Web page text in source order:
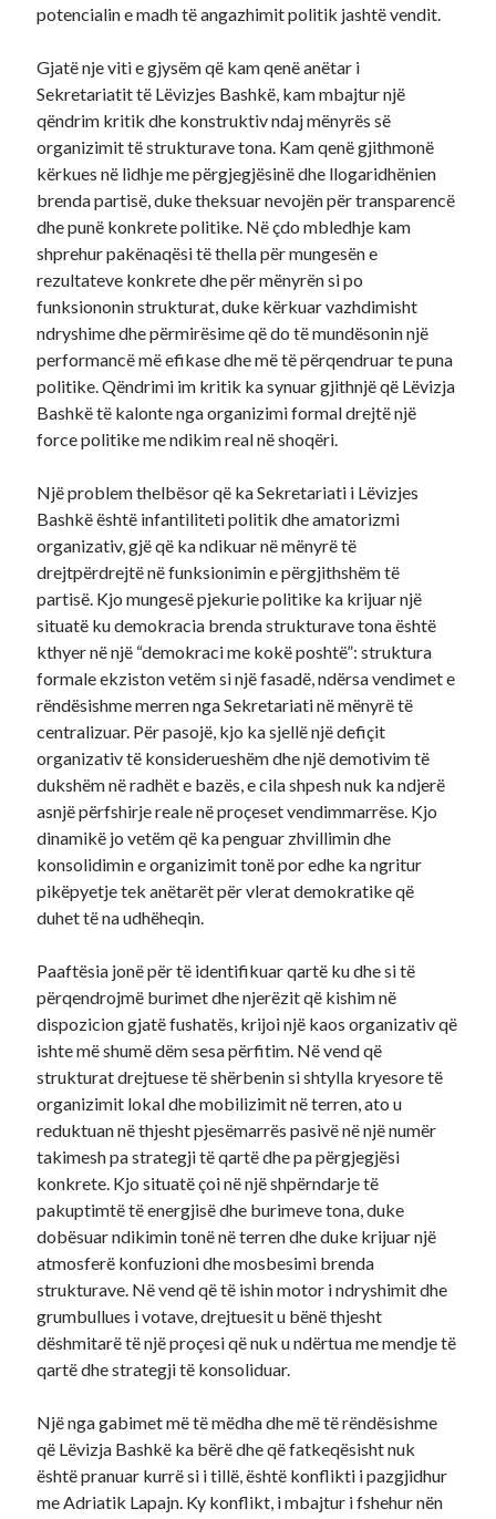
potencialin e madh të angazhimit politik jashtë vendit.
Gjatë nje viti e gjysëm që kam qenë anëtar i
Sekretariatit të Lëvizjes Bashkë, kam mbajtur një
qëndrim kritik dhe konstruktiv ndaj mënyrës së
organizimit të strukturave tona. Kam qenë gjithmonë
kërkues në lidhje me përgjegjësinë dhe llogaridhënien
brenda partisë, duke theksuar nevojën për transparencë
dhe punë konkrete politike. Në çdo mbledhje kam
shprehur pakënaqësi të thella për mungesën e
rezultateve konkrete dhe për mënyrën si po
funksiononin strukturat, duke kërkuar vazhdimisht
ndryshime dhe përmirësime që do të mundësonin një
performancë më efikase dhe më të përqendruar te puna
politike. Qëndrimi im kritik ka synuar gjithnjë që Lëvizja
Bashkë të kalonte nga organizimi formal drejtë një
force politike me ndikim real në shoqëri.
Një problem thelbësor që ka Sekretariati i Lëvizjes
Bashkë është infantiliteti politik dhe amatorizmi
organizativ, gjë që ka ndikuar në mënyrë të
drejtpërdrejtë në funksionimin e përgjithshëm të
partisë. Kjo mungesë pjekurie politike ka krijuar një
situatë ku demokracia brenda strukturave tona është
kthyer në një “demokraci me kokë poshtë”: struktura
formale ekziston vetëm si një fasadë, ndërsa vendimet e
rëndësishme merren nga Sekretariati në mënyrë të
centralizuar. Për pasojë, kjo ka sjellë një defiçit
organizativ të konsiderueshëm dhe një demotivim të
dukshëm në radhët e bazës, e cila shpesh nuk ka ndjerë
asnjë përfshirje reale në proçeset vendimmarrëse. Kjo
dinamikë jo vetëm që ka penguar zhvillimin dhe
konsolidimin e organizimit tonë por edhe ka ngritur
pikëpyetje tek anëtarët për vlerat demokratike që
duhet të na udhëheqin.
Paaftësia jonë për të identifikuar qartë ku dhe si të
përqendrojmë burimet dhe njerëzit që kishim në
dispozicion gjatë fushatës, krijoi një kaos organizativ që
ishte më shumë dëm sesa përfitim. Në vend që
strukturat drejtuese të shërbenin si shtylla kryesore të
organizimit lokal dhe mobilizimit në terren, ato u
reduktuan në thjesht pjesëmarrës pasivë në një numër
takimesh pa strategji të qartë dhe pa përgjegjësi
konkrete. Kjo situatë çoi në një shpërndarje të
pakuptimtë të energjisë dhe burimeve tona, duke
dobësuar ndikimin tonë në terren dhe duke krijuar një
atmosferë konfuzioni dhe mosbesimi brenda
strukturave. Në vend që të ishin motor i ndryshimit dhe
grumbullues i votave, drejtuesit u bënë thjesht
dëshmitarë të një proçesi që nuk u ndërtua me mendje të
qartë dhe strategji të konsoliduar.
Një nga gabimet më të mëdha dhe më të rëndësishme
që Lëvizja Bashkë ka bërë dhe që fatkeqësisht nuk
është pranuar kurrë si i tillë, është konflikti i pazgjidhur
me Adriatik Lapajn. Ky konflikt, i mbajtur i fshehur nën